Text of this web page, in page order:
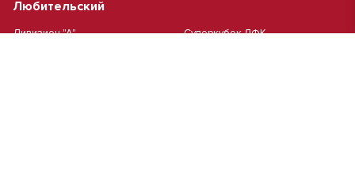
Любительский
Дивизион "А"
Суперкубок ЛФК